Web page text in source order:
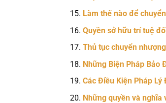
Làm thế nào để
Quyền sở hữu trí tuệ
Thủ tục chuyển
Những Biện Pháp Bảo
Các Điều Kiện Pháp Lý
Những quyền và nghĩa